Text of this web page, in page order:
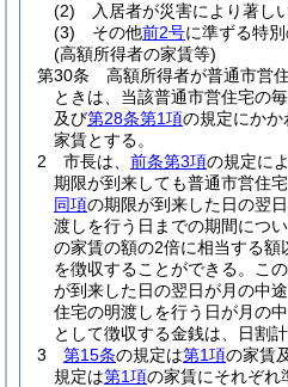
(2)
入居者が災害により著し
(3)
その他前2号に準ずる特別
(高額所得者の家賃等)
第30条
高額所得者が普通市営
ときは、当該普通市営住宅の毎
及び第28条第1項の規定にか
家賃とする。
2
市長は、 前条第3項の規定に
期限が到来しても普通市営住
同項の期限が到来した日の翌
渡しを行う日までの期間につ
の家賃の額の2倍に相当する
を徴収することができる。
こ
が到来した日の翌日が月の中
住宅の明渡しを行う日が月の
として徴収する金銭は、日割計
3
第15条の規定は第1項の家賃
規定は第1項の家賃にそれぞれ